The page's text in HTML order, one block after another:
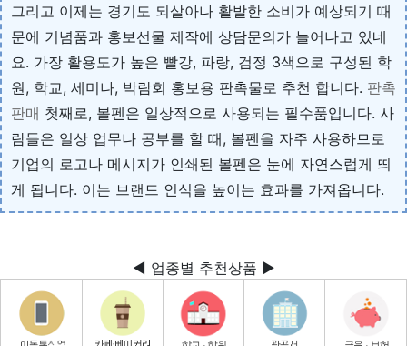
그리고 이제는 경기도 되살아나 활발한 소비가 예상되기 때
문에 기념품과 홍보선물 제작에 상담문의가 늘어나고 있네
요. 가장 활용도가 높은 빨강, 파랑, 검정 3색으로 구성된 학
원, 학교, 세미나, 박람회 홍보용 판촉물로 추천 합니다. 판촉
판매 첫째로, 볼펜은 일상적으로 사용되는 필수품입니다. 사
람들은 일상 업무나 공부를 할 때, 볼펜을 자주 사용하므로
기업의 로고나 메시지가 인쇄된 볼펜은 눈에 자연스럽게 띄
게 됩니다. 이는 브랜드 인식을 높이는 효과를 가져옵니다.
◀ 업종별 추천상품 ▶